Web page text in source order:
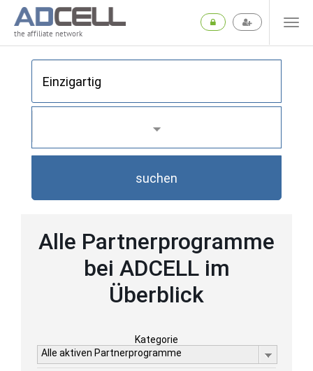
the affiliate network
suchen
Alle Partnerprogramme
bei ADCELL im
Überblick
Kategorie
Alle aktiven Partnerprogramme